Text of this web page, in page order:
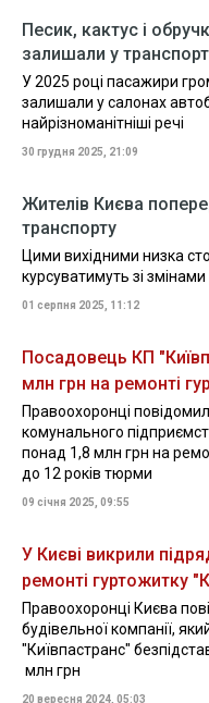
Песик, кактус і
залишали у
У 2025 році пасажири
залишали у салонах
найрізноманітніші речі
30 грудня 2025, 21:09
Жителів Києва
транспорту
Цими вихідними низка
курсуватимуть зі змінами
01 серпня 2025, 11:12
Посадовець КП
млн грн на ремонті
Правоохоронці
комунального
понад 1,8 млн грн на
до 12 років тюрми
09 січня 2025, 09:55
У Києві викрили
ремонті гуртожитку
Правоохоронці Києва
будівельної компанії,
"Київпастранс"
млн грн
20 вересня 2024, 05:03